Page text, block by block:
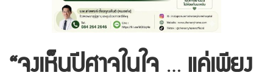
“จงเห็นปีศาจในใจ … แค่เพียง